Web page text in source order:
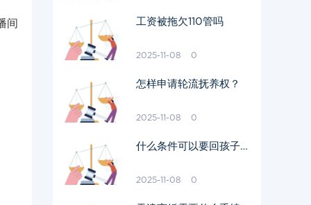
间 工资被拖欠110管吗
2025-11-08 0
怎样申请轮流抚养权？
2025-11-08 0
什么条件可以要回孩子抚
2025-11-08 0